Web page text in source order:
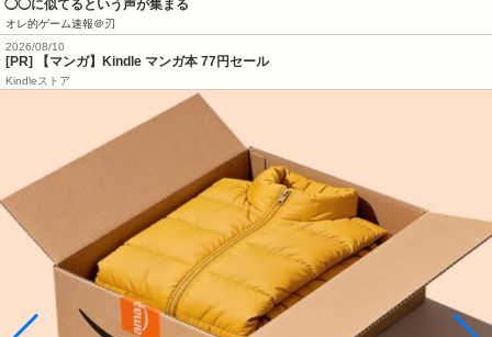
◯◯に似てるという声が集まる
オレ的ゲーム速報＠刃
2026/08/10
[PR] 【マンガ】Kindle マンガ本 77円セール
Kindleストア